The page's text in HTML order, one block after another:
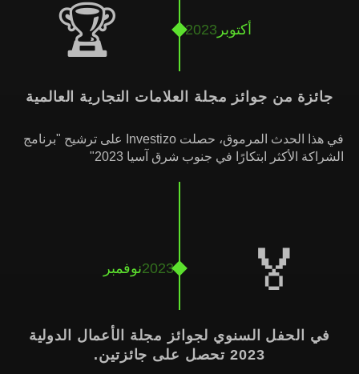
جائزة من جوائز مجلة العلامات التجارية العالمية
في هذا الحدث المرموق، حصلت Investizo على ترشيح "برنامج
الشراكة الأكثر ابتكارًا في جنوب شرق آسيا 2023"
أكتوبر 2023
🏆
في الحفل السنوي لجوائز مجلة الأعمال الدولية
2023 تحصل على جائزتين.
نوفمبر2023 🏅